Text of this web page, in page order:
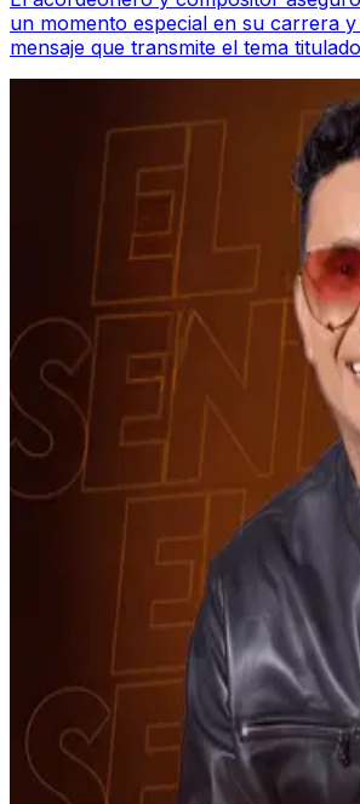
un momento especial en su carrera
mensaje que transmite el tema titulado